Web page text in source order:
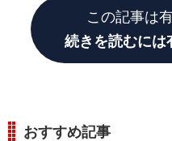
この記事は
続きを読むには
おすすめ記事